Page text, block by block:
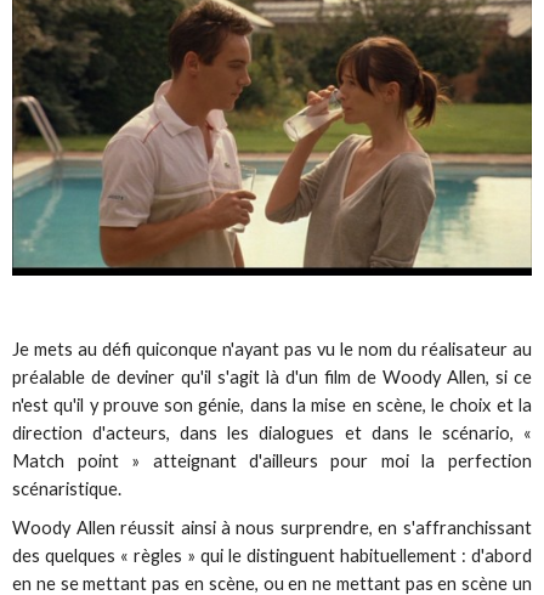
Je mets au défi quiconque n'ayant pas vu le nom du réalisateur au
préalable de deviner qu'il s'agit là d'un film de Woody Allen, si ce
n'est qu'il y prouve son génie, dans la mise en scène, le choix et la
direction d'acteurs, dans les dialogues et dans le scénario, «
Match point » atteignant d'ailleurs pour moi la perfection
scénaristique.
Woody Allen réussit ainsi à nous surprendre, en s'affranchissant
des quelques « règles » qui le distinguent habituellement : d'abord
en ne se mettant pas en scène, ou en ne mettant pas en scène un